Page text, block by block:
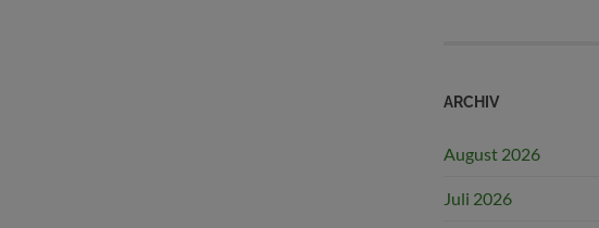
ARCHIV
August 2026
Juli 2026